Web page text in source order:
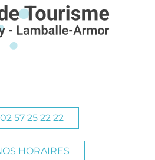
02 57 25 22 22
HORAIRES